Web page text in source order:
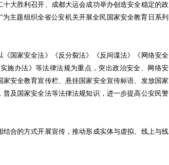
大胜利召开、成都大运会成功举办创造安全稳定的政
主题组织全省公安机关开展全民国家安全教育日系列
国家安全法》《反分裂法》《反间谍法》《网络安全
施办法》等法律法规为重点，突出政治安全、网络安
安全教育宣传栏、悬挂国家安全宣传标语、发放国家
及国家安全法等法律法规知识，进一步提高公安民警
合的方式开展宣传，推动形成实体与虚拟、线上与线